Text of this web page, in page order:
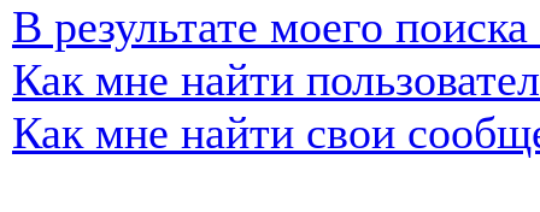
В результате моего
Как мне найти
Как мне найти свои